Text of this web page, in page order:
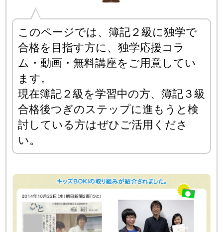
このページでは、簿記２級に独学で
合格を目指す方に、独学応援コラ
ム・動画・無料講座をご用意してい
ます。
現在簿記２級を学習中の方、簿記３級
合格後つぎのステップに進もうと検
討している方はぜひご活用くださ
い。